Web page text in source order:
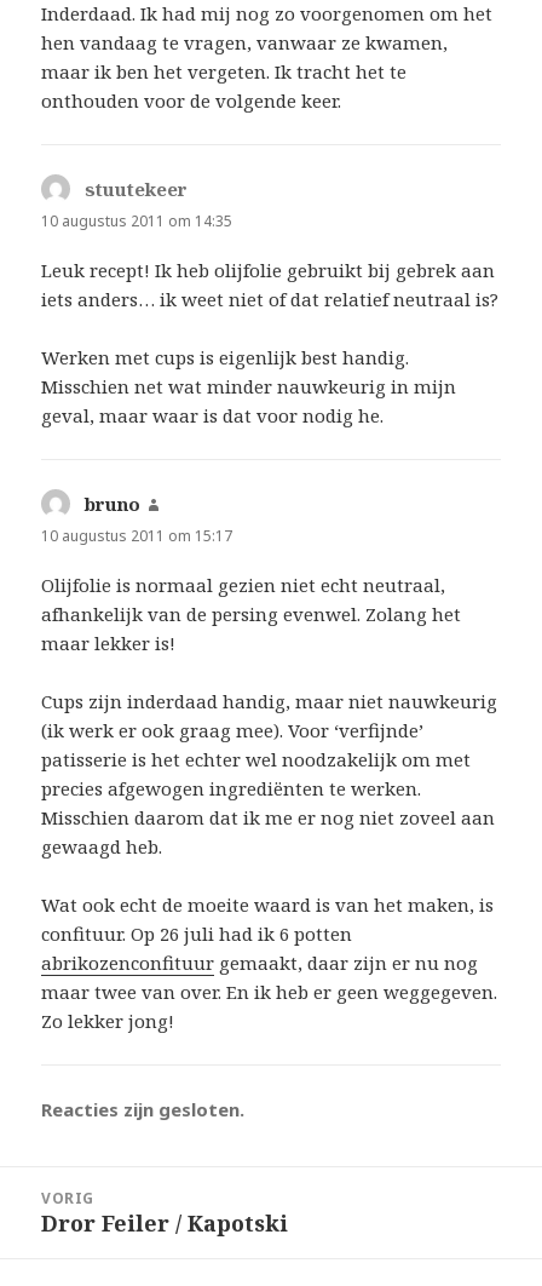
Inderdaad. Ik had mij nog zo voorgenomen om het
hen vandaag te vragen, vanwaar ze kwamen,
maar ik ben het vergeten. Ik tracht het te
onthouden voor de volgende keer.
stuutekeer
10 augustus 2011 om 14:35
Leuk recept! Ik heb olijfolie gebruikt bij gebrek aan
iets anders… ik weet niet of dat relatief neutraal is?
Werken met cups is eigenlijk best handig.
Misschien net wat minder nauwkeurig in mijn
geval, maar waar is dat voor nodig he.
bruno
10 augustus 2011 om 15:17
Olijfolie is normaal gezien niet echt neutraal,
afhankelijk van de persing evenwel. Zolang het
maar lekker is!
Cups zijn inderdaad handig, maar niet nauwkeurig
(ik werk er ook graag mee). Voor ‘verfijnde’
patisserie is het echter wel noodzakelijk om met
precies afgewogen ingrediënten te werken.
Misschien daarom dat ik me er nog niet zoveel aan
gewaagd heb.
Wat ook echt de moeite waard is van het maken, is
confituur. Op 26 juli had ik 6 potten
abrikozenconfituur gemaakt, daar zijn er nu nog
maar twee van over. En ik heb er geen weggegeven.
Zo lekker jong!
Reacties zijn gesloten.
navigatie
VORIG
Vorig
Dror Feiler / Kapotski